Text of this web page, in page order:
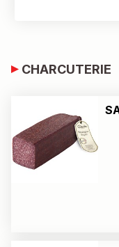
CHARCUTERIE